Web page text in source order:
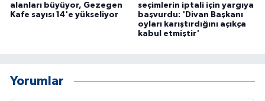
alanları büyüyor, Gezegen
Kafe sayısı 14'e yükseliyor
seçimlerin iptali için yargıya
başvurdu: 'Divan Başkanı
oyları karıştırdığını açıkça
kabul etmiştir'
Yorumlar